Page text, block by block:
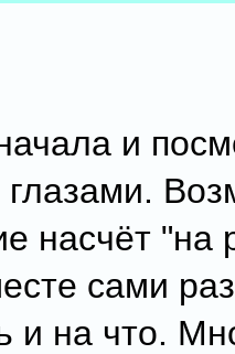
и
насчёт "на
сами
и на что.